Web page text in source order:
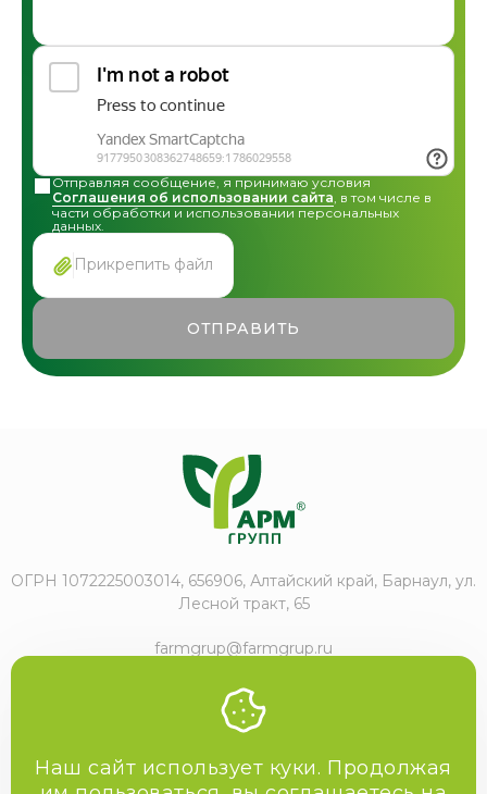
Отправляя сообщение, я принимаю условия
Соглашения об использовании сайта, в том числе в
части обработки и использовании персональных
данных.
Прикрепить файл
ОТПРАВИТЬ
Наш сайт использует куки. Продолжая
ОГРН 1072225003014, 656906, Алтайский край, Барнаул, ул.
Лесной тракт, 65
farmgrup@farmgrup.ru
+7 (3852) 57-77-47